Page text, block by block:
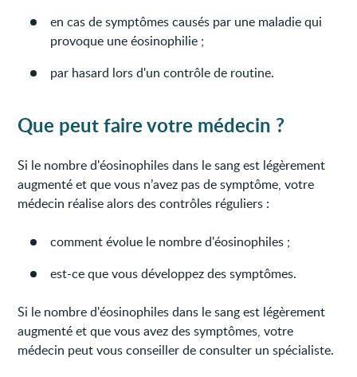
en cas de symptômes causés par une maladie qui
provoque une éosinophilie ;
par hasard lors d'un contrôle de routine.
Que peut faire votre médecin ?
Si le nombre d'éosinophiles dans le sang est légèrement
augmenté et que vous n’avez pas de symptôme, votre
médecin réalise alors des contrôles réguliers :
comment évolue le nombre d'éosinophiles ;
est-ce que vous développez des symptômes.
Si le nombre d'éosinophiles dans le sang est légèrement
augmenté et que vous avez des symptômes, votre
médecin peut vous conseiller de consulter un spécialiste.